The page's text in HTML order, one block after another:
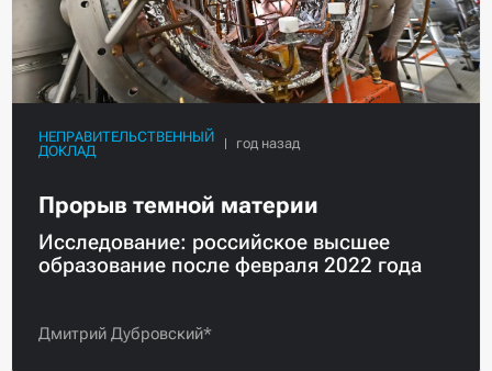
НЕПРАВИТЕЛЬСТВЕННЫЙ
ДОКЛАД
Прорыв темной материи
Исследование: российское высшее
образование после февраля 2022 года
Дмитрий Дубровский*